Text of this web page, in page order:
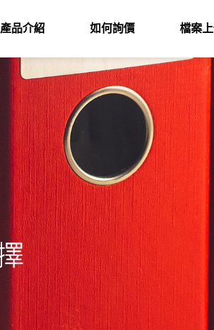
產品介紹 如何詢價 檔案